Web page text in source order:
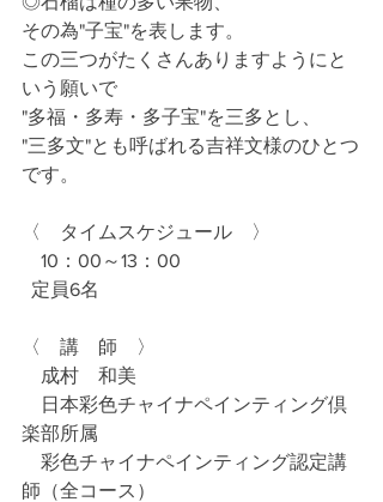
その為"子宝"を表します。
この三つがたくさんありますようにと
いう願いで
"多福・多寿・多子宝"を三多とし、
"三多文"とも呼ばれる吉祥文様のひとつ
です。
〈　タイムスケジュール　〉
10：00～13：00
  定員6名
〈　講　師　〉
成村　和美
日本彩色チャイナペインティング倶
楽部所属
彩色チャイナペインティング認定講
師（全コース）